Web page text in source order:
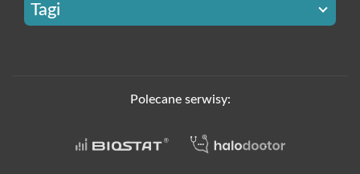
Tagi
Polecane serwisy: